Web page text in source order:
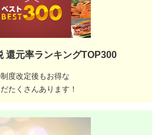
還元率ランキングTOP300
度改定後もお得な
たくさんあります！